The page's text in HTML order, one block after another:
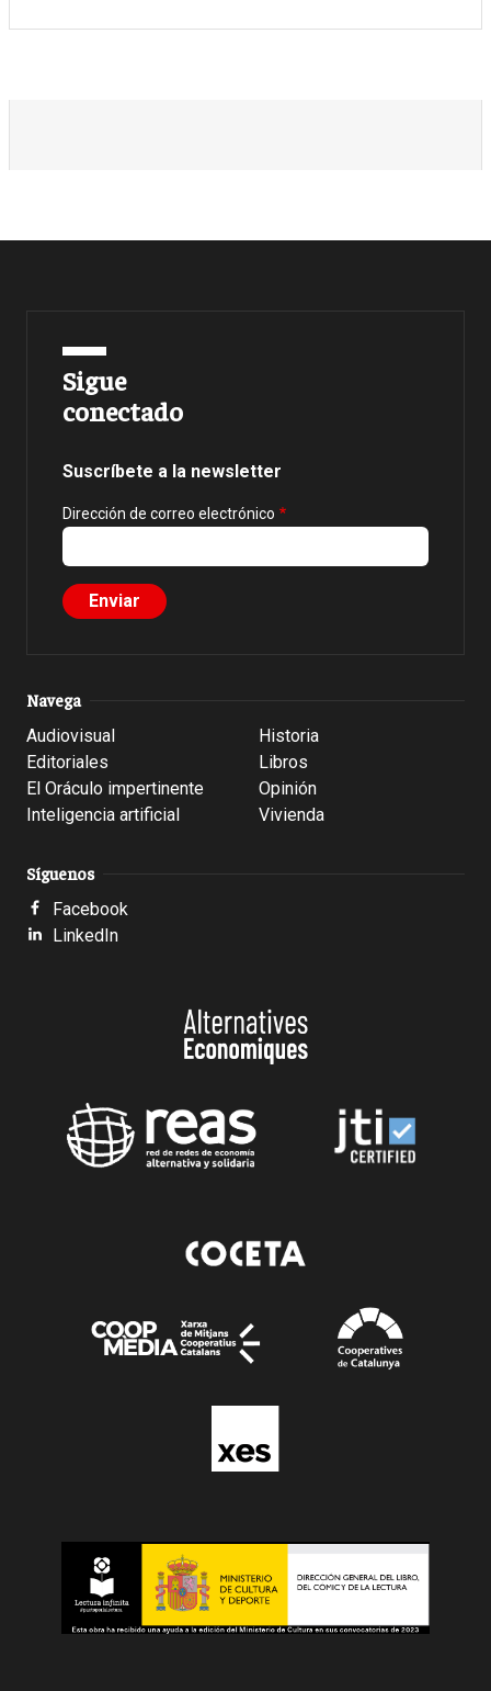
Sigue
conectado
Suscríbete a la newsletter
Dirección de correo electrónico
Navega
Audiovisual
Editoriales
El Oráculo impertinente
Inteligencia artificial
Historia
Libros
Opinión
Vivienda
Síguenos
Facebook
LinkedIn